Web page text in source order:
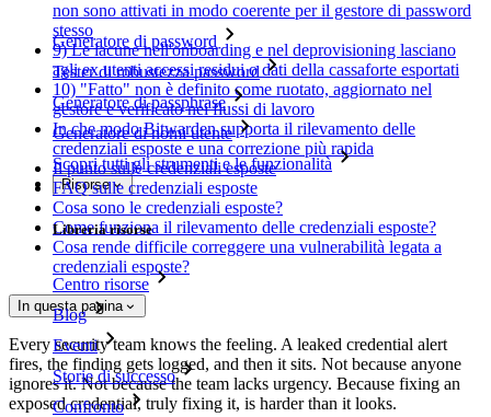
Generatore di password
Tester di robustezza password
Generatore di passphrase
Generatore di nomi utente
Scopri tutti gli strumenti e le funzionalità
Risorse
Libreria risorse
Centro risorse
Blog
Eventi
Storie di successo
Confronto
non sono attivati in modo coerente per il gestore di password
stesso
9) Le lacune nell'onboarding e nel deprovisioning lasciano
agli ex utenti accessi residui o dati della cassaforte esportati
10) "Fatto" non è definito come ruotato, aggiornato nel
gestore e verificato nei flussi di lavoro
In che modo Bitwarden supporta il rilevamento delle
credenziali esposte e una correzione più rapida
Il punto sulle credenziali esposte
FAQ sulle credenziali esposte
Cosa sono le credenziali esposte?
Come funziona il rilevamento delle credenziali esposte?
Cosa rende difficile correggere una vulnerabilità legata a
credenziali esposte?
In questa pagina
Every security team knows the feeling. A leaked credential alert
fires, the finding gets logged, and then it sits. Not because anyone
ignores it. Not because the team lacks urgency. Because fixing an
exposed credential, truly fixing it, is harder than it looks.